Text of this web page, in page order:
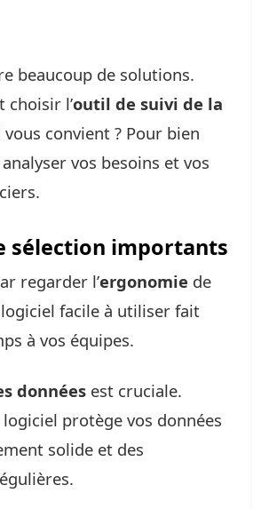
beaucoup de solutions.
choisir l’outil de suivi de la
vous convient ? Pour bien
vos besoins et vos
sélection importants
regarder l’ergonomie de
logiciel facile à utiliser fait
à vos équipes.
données est cruciale.
protège vos données
solide et des